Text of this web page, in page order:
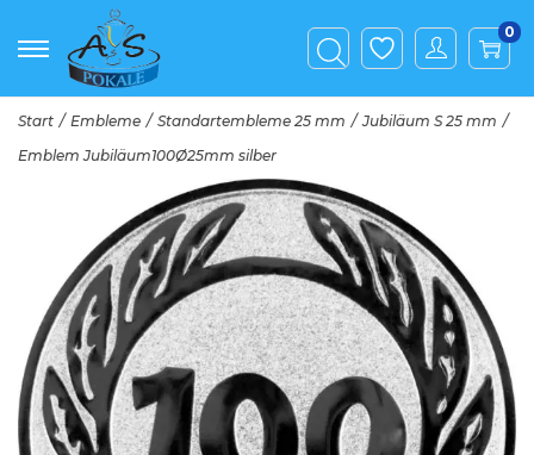
0
Start / Embleme / Standartembleme 25 mm / Jubiläum S 25 mm /
Emblem Jubiläum100Ø25mm silber